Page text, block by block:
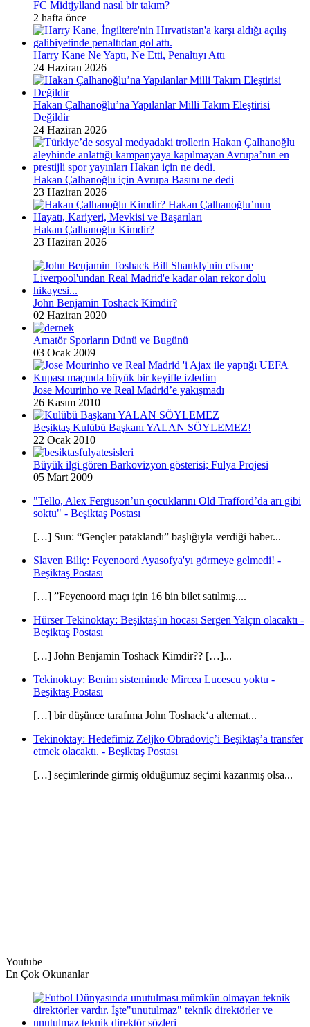
FC Midtjylland nasıl bir takım?
2 hafta önce
Harry Kane Ne Yaptı, Ne Etti, Penaltıyı Attı
24 Haziran 2026
Hakan Çalhanoğlu’na Yapılanlar Milli Takım Eleştirisi
Değildir
24 Haziran 2026
Hakan Çalhanoğlu için Avrupa Basını ne dedi
23 Haziran 2026
Hakan Çalhanoğlu Kimdir?
23 Haziran 2026
John Benjamin Toshack Kimdir?
02 Haziran 2020
Amatör Sporların Dünü ve Bugünü
03 Ocak 2009
Jose Mourinho ve Real Madrid’e yakışmadı
26 Kasım 2010
Beşiktaş Kulübü Başkanı YALAN SÖYLEMEZ!
22 Ocak 2010
Büyük ilgi gören Barkovizyon gösterisi; Fulya Projesi
05 Mart 2009
"Tello, Alex Ferguson’un çocuklarını Old Trafford’da arı gibi
soktu" - Beşiktaş Postası
[…] Sun: “Gençler pataklandı” başlığıyla verdiği haber...
Slaven Biliç: Feyenoord Ayasofya'yı görmeye gelmedi! -
Beşiktaş Postası
[…] ”Feyenoord maçı için 16 bin bilet satılmış....
Hürser Tekinoktay: Beşiktaş'ın hocası Sergen Yalçın olacaktı -
Beşiktaş Postası
[…] John Benjamin Toshack Kimdir?? […]...
Tekinoktay: Benim sistemimde Mircea Lucescu yoktu -
Beşiktaş Postası
[…] bir düşünce tarafıma John Toshack‘a alternat...
Tekinoktay: Hedefimiz Zeljko Obradoviç’i Beşiktaş’a transfer
etmek olacaktı. - Beşiktaş Postası
[…] seçimlerinde girmiş olduğumuz seçimi kazanmış olsa...
Youtube
En Çok Okunanlar